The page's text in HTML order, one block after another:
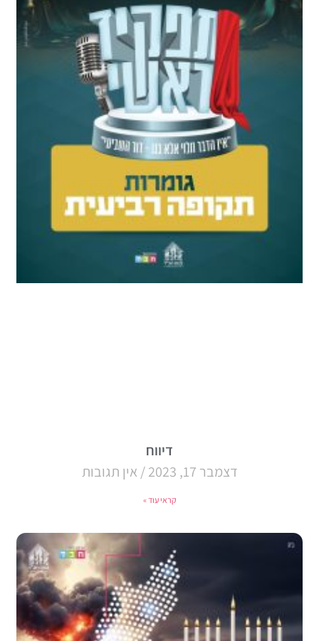
דיווח
דצמבר 17, 2023
אין תגובות
קראי עוד »